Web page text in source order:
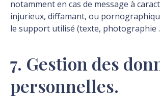
notamment en cas de message à
injurieux, diffamant, ou
le support utilisé (texte, photographie
7. Gestion des
personnelles.